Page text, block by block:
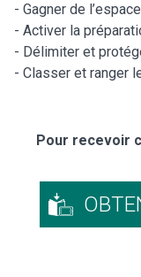
- Gagner de
- Activer la
- Délimiter et
- Classer et ranger
Pour recevoir